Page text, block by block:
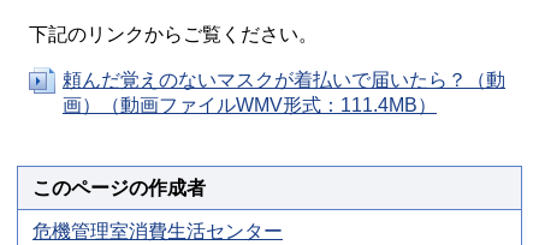
下記のリンクからご覧ください。
頼んだ覚えのないマスクが着払いで届いたら？（動
画）（動画ファイルWMV形式：111.4MB）
このページの作成者
危機管理室消費生活センター